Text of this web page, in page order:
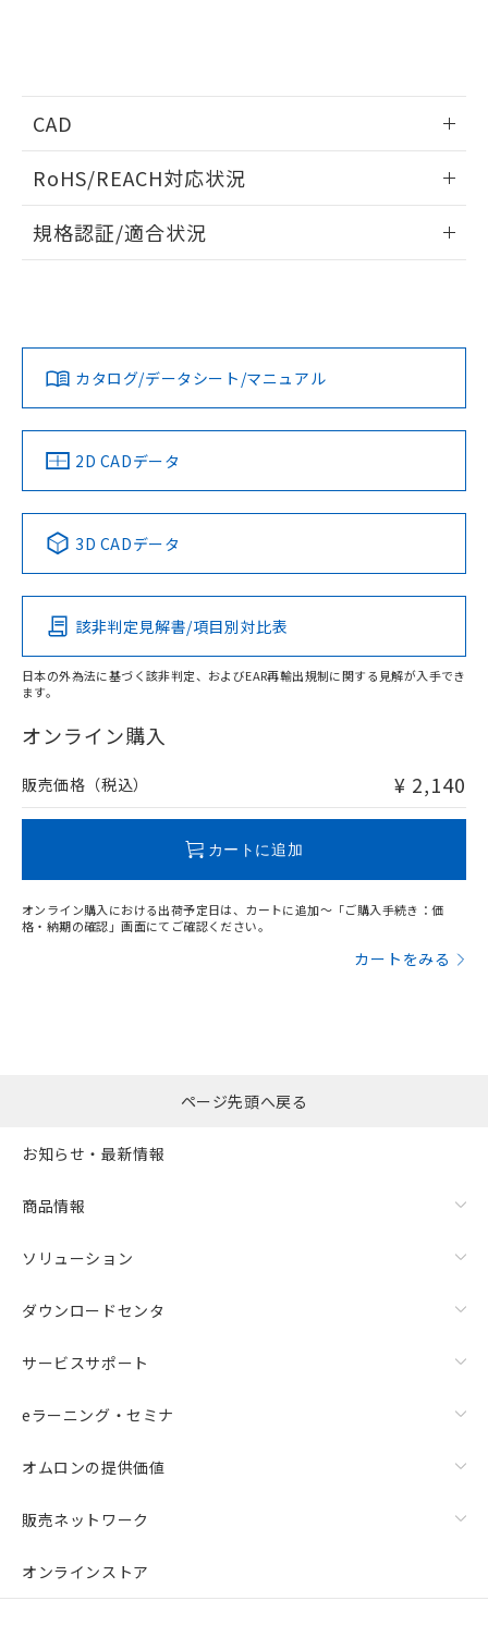
CAD
ドすることができます。
ログイン/会員登録
ダウンロードデータをご利用いただく前に、以下を必ずお読
みください。
ソフトウェアの使用条件
RoHS/REACH対応状況
EU RoHS 注意事項・凡例
対応済み
中国 RoHS 注意事項・凡例
Pb Hg Cd Cr(VI)
O
在庫等で未対応品が混在する可能性があります。
問い合わせください。
規格認証/適合状況
カタログ/データシート/マニュアル
2D CADデータ
3D CADデータ
該非判定見解書/項目別対比表
日本の外為法に基づく該非判定、およびEAR再輸出規制に関する見解が入手でき
ます。
オンライン購入
販売価格（税込） ¥ 2,140
カートに追加
オンライン購入における出荷予定日は、カートに追加～「ご購入手続き：価
格・納期の確認」画面にてご確認ください。
カートをみる
※本証明書は発行日時点で非含有を証明す
また、RoHS指令のフタル酸エステル類４
物質の対応では、対応完了までの期間は出
荷製品に未対応品が混在することから備考
欄に対応日を記載しておりました。
既に当社にて対応品への在庫切替を完了
ページ先頭へ戻る
お知らせ・最新情報
商品情報
ソリューション
ダウンロードセンタ
サービスサポート
eラーニング・セミナ
オムロンの提供価値
販売ネットワーク
オンラインストア